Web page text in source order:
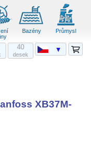
Bazény Průmysl
40
desek
XB37M-
▼